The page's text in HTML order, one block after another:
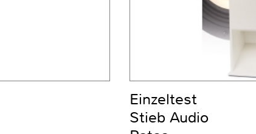
Einzeltest
Stieb Audio